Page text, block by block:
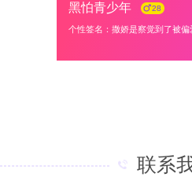
黑怕青少年 28
个性签名：撒娇是察觉到了被偏
联系